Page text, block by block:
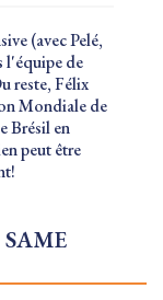
(avec Pelé,
l'équipe de
reste, Félix
Mondiale de
Brésil en
peut être